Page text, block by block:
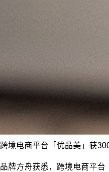
跨境电商平台「优品美」获
品牌方舟获悉，跨境电商平